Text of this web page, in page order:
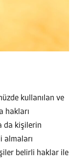
kullanılan ve
hakları
da kişilerin
almaları
belirli haklar ile